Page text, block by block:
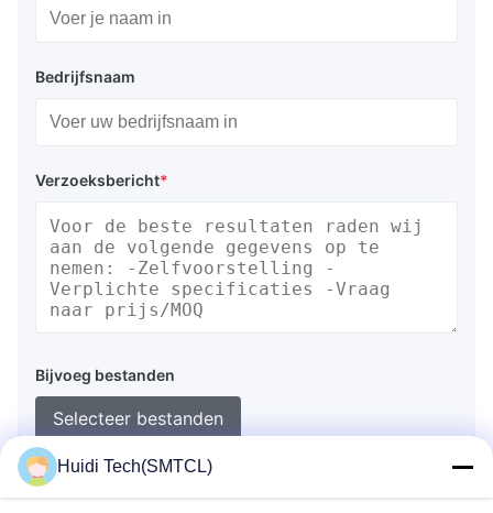
Bedrijfsnaam
Verzoeksbericht*
Bijvoeg bestanden
Selecteer bestanden
Je kunt maximaal 5 bestanden uploaden en elk bestand maximaal
Huidi Tech(SMTCL)